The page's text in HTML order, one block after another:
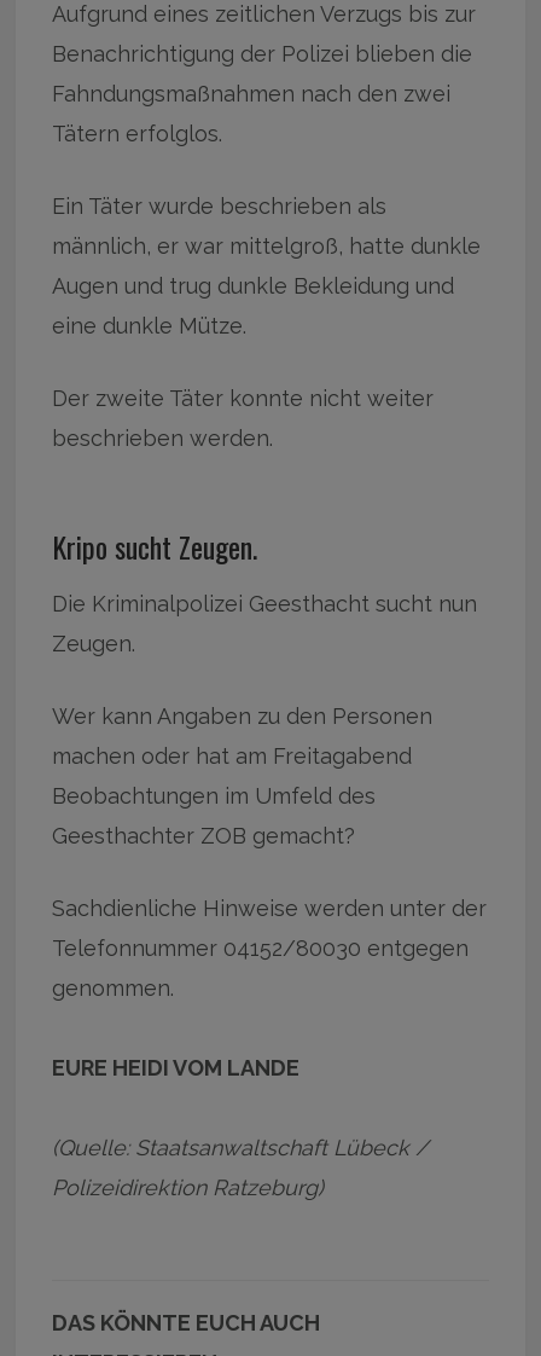
Aufgrund eines zeitlichen Verzugs bis zur
Benachrichtigung der Polizei blieben die
Fahndungsmaßnahmen nach den zwei
Tätern erfolglos.
Ein Täter wurde beschrieben als
männlich, er war mittelgroß, hatte dunkle
Augen und trug dunkle Bekleidung und
eine dunkle Mütze.
Der zweite Täter konnte nicht weiter
beschrieben werden.
Kripo sucht Zeugen.
Die Kriminalpolizei Geesthacht sucht nun
Zeugen.
Wer kann Angaben zu den Personen
machen oder hat am Freitagabend
Beobachtungen im Umfeld des
Geesthachter ZOB gemacht?
Sachdienliche Hinweise werden unter der
Telefonnummer 04152/80030 entgegen
genommen.
EURE HEIDI VOM LANDE
(Quelle: Staatsanwaltschaft Lübeck /
Polizeidirektion Ratzeburg)
DAS KÖNNTE EUCH AUCH